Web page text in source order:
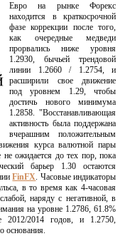
Евро на рынке Форекс
находится в краткосрочной
фазе коррекции после того,
как очередные медведи
прорвались ниже уровня
1.2930, бычьей трендовой
линии 1.2660 / 1.2754, и
расширили свое движение
под уровнем 1.29, чтобы
достичь нового минимума
1.2858. "Восстанавливающая
активность была поддержана
вчерашним положительным
курса валютной пары
не ожидается до тех пор, пока
барьер 1.30 остаются
FinFX. Часовые индикаторы
в то время как 4-часовая
наряду с негативной, в
на уровне 1.2786, 61.8%
2012/2014 годов, и 1.2750,
основания.